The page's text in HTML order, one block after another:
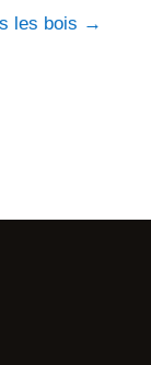
les bois →